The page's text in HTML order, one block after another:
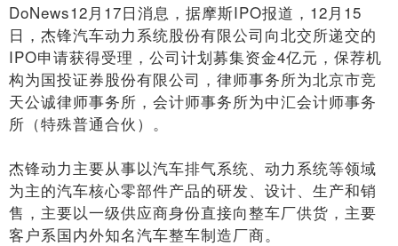
DoNews12月17日消息，据摩斯IPO报道，12月15
日，杰锋汽车动力系统股份有限公司向北交所递交的
IPO申请获得受理，公司计划募集资金4亿元，保荐机
构为国投证券股份有限公司，律师事务所为北京市竞
天公诚律师事务所，会计师事务所为中汇会计师事务
所（特殊普通合伙）。
杰锋动力主要从事以汽车排气系统、动力系统等领域
为主的汽车核心零部件产品的研发、设计、生产和销
售，主要以一级供应商身份直接向整车厂供货，主要
客户系国内外知名汽车整车制造厂商。